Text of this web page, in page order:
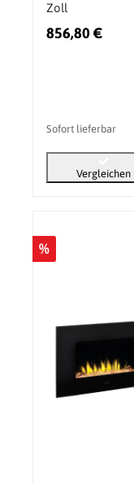
Zoll
856,80 €
Sofort lieferbar
Vergleichen
%